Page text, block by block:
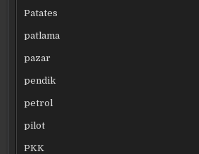
Patates
patlama
pazar
pendik
petrol
pilot
PKK